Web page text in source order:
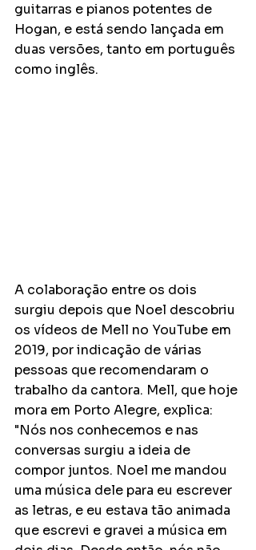
guitarras e pianos potentes de
Hogan, e está sendo lançada em
duas versões, tanto em português
como inglês.
A colaboração entre os dois
surgiu depois que Noel descobriu
os vídeos de Mell no YouTube em
2019, por indicação de várias
pessoas que recomendaram o
trabalho da cantora. Mell, que hoje
mora em Porto Alegre, explica:
"Nós nos conhecemos e nas
conversas surgiu a ideia de
compor juntos. Noel me mandou
uma música dele para eu escrever
as letras, e eu estava tão animada
que escrevi e gravei a música em